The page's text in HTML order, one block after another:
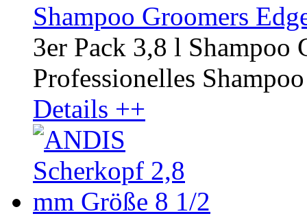
Shampoo Groomers
3er Pack 3,8 l
Professionelles
Details ++